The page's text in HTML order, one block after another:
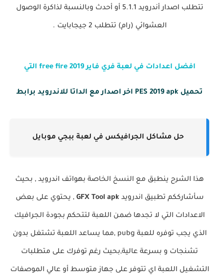
تتطلب اصدار أندرويد 5.1.1 أو أحدث وبالنسبة لذاكرة الوصول
العشوائي (رام) تتطلب 2 جيجابايت .
افضل اعدادات في لعبة فري فاير 2019 free fire التي
تحميل PES 2019 apk اخر اصدار مع الداتا للاندرويد برابط
حل مشاكل الجرافيكس في لعبة ببجي موبايل
هذا الشرح ينطبق مع النسخ الخاصة بهواتف اندرويد , بحيث
سأشارككم تطبيق اندرويدGFX Tool apk , يحتوي على بعض
الاعدادات التي لا تجدها ضمن اللعبة لتتحكم بجودة الجرافيك
الذي يجب توفره للعبة pubg ,مما يساعد اللعبة تشتغل بدون
تشنجات و بسرعة عالية,بحيث رغم توفرك على متطلبات
التشغيل اللعبة اي تتوفر على جهاز متوسط أو عالي الموصفات